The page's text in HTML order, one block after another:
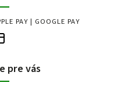
PAY | GOOGLE PAY
pre vás